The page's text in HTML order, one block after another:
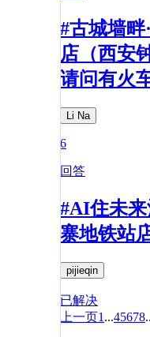
#古城墙
店（西安
请问有火
Li Na
6
回答
#AI住未
寨地铁站
pijieqin
已解决
上一页1 ...45678